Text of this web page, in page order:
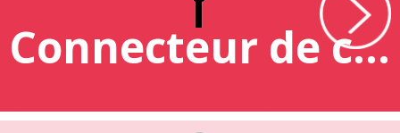
Connecteur de charge